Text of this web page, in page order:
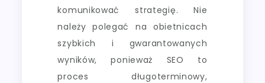
komunikować strategię. Nie
należy polegać na obietnicach
szybkich i gwarantowanych
wyników, ponieważ SEO to
proces długoterminowy,